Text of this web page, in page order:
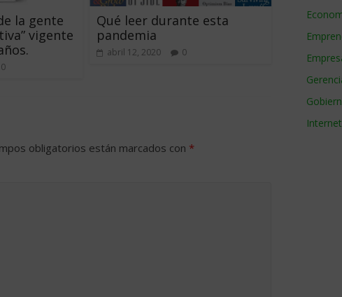
la gente
vigente
0
Qué leer durante esta
pandemia
abril 12, 2020 0
obligatorios están marcados con *
Internet